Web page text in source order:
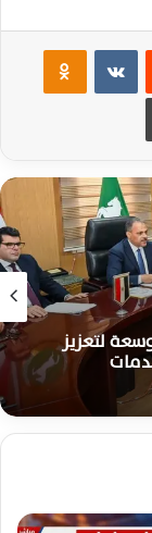
‏VKontakte
طباعة
لتعزيز